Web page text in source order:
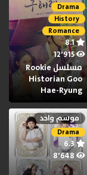
Drama
History
Romance
8.1
12٬915
مسلسل Rookie
Historian Goo
Hae-Ryung
موسم واحد
Drama
6.3
8٬648